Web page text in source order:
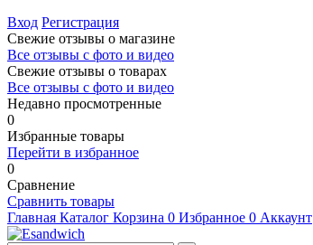
Вход Регистрация
Свежие отзывы о магазине
Все отзывы с фото и видео
Свежие отзывы о товарах
Все отзывы c фото и видео
Недавно просмотренные
0
Избранные товары
Перейти в избранное
0
Сравнение
Сравнить товары
Главная Каталог Корзина 0 Избранное 0 Аккаунт